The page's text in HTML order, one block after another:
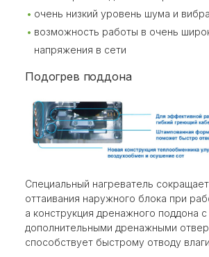
очень низкий уровень шума и
возможность работы в очень
напряжения в сети
Подогрев поддона
Специальный нагреватель
оттаивания наружного блока при
а конструкция дренажного поддона с
дополнительными дренажными
способствует быстрому отводу